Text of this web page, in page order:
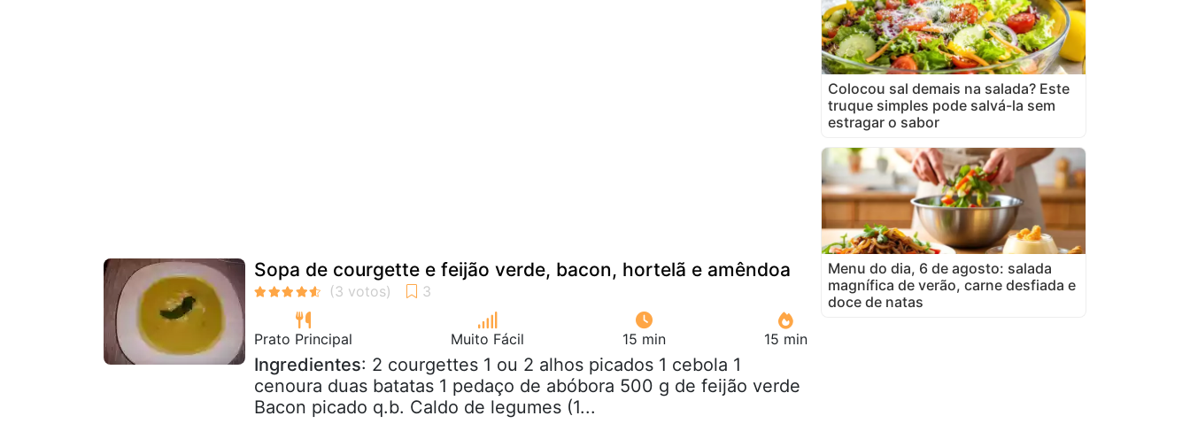
Sopa de courgette e feijão verde, bacon, hortelã e amêndoa
Prato Principal Muito Fácil 15 min 15 min
Ingredientes: 2 courgettes 1 ou 2 alhos picados 1 cebola 1
cenoura duas batatas 1 pedaço de abóbora 500 g de feijão verde
Bacon picado q.b. Caldo de legumes (1...
Colocou sal demais na salada? Este
truque simples pode salvá-la sem
estragar o sabor
Menu do dia, 6 de agosto: salada
magnífica de verão, carne desfiada e
doce de natas